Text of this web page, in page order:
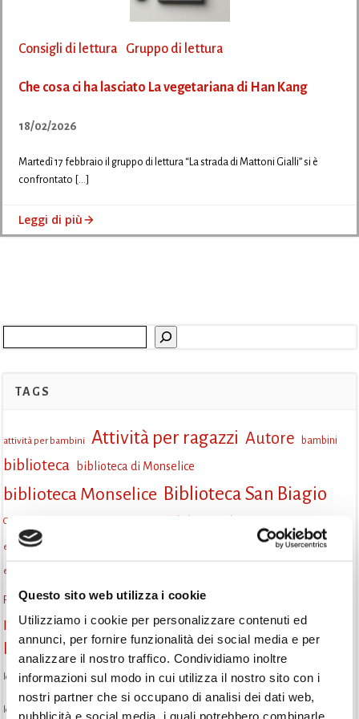
Questo sito web utilizza i cookie
Utilizziamo i cookie per personalizzare contenuti ed
annunci, per fornire funzionalità dei social media e per
analizzare il nostro traffico. Condividiamo inoltre
informazioni sul modo in cui utilizza il nostro sito con i
nostri partner che si occupano di analisi dei dati web,
pubblicità e social media, i quali potrebbero combinarle
Consigli di lettura Gruppo di lettura
Che cosa ci ha lasciato La vegetariana di Han Kang
18/02/2026
Martedì 17 febbraio il gruppo di lettura “La strada di Mattoni Gialli” si è
confrontato […]
Leggi di più
TAGS
attività per bambini Attività per ragazzi Autore bambini
biblioteca biblioteca di Monselice
biblioteca Monselice Biblioteca San Biagio
Centro per il libro e la lettura
eventi biblioteca eventi culturali Monselice
eventi in biblioteca
Fiaccole della lettura gratuito gruppo di lettura
Informazioni laboratori creativi laboratorio
la strada di mattoni gialli lettura
lettura ad alta voce lettura condivisa lettura silenziosa
letture ad alta voce libri come semi monselice